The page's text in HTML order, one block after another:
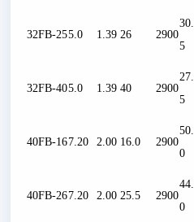
32FB-255.0 1.39 26 2900
30.
5
32FB-405.0 1.39 40 2900
27.
5
40FB-167.20 2.00 16.0 2900
50.
0
40FB-267.20 2.00 25.5 2900
44.
0